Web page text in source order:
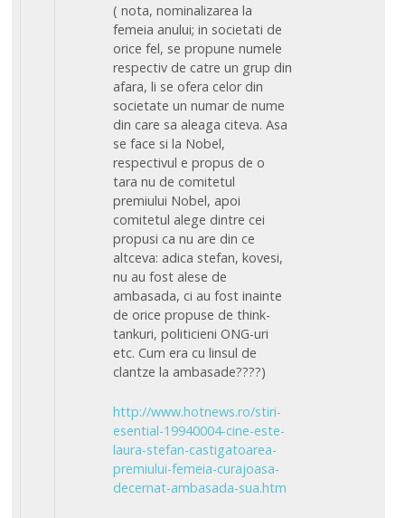
( nota, nominalizarea la
femeia anului; in societati de
orice fel, se propune numele
respectiv de catre un grup din
afara, li se ofera celor din
societate un numar de nume
din care sa aleaga citeva. Asa
se face si la Nobel,
respectivul e propus de o
tara nu de comitetul
premiului Nobel, apoi
comitetul alege dintre cei
propusi ca nu are din ce
altceva: adica stefan, kovesi,
nu au fost alese de
ambasada, ci au fost inainte
de orice propuse de think-
tankuri, politicieni ONG-uri
etc. Cum era cu linsul de
clantze la ambasade????)
http://www.hotnews.ro/stiri-
esential-19940004-cine-este-
laura-stefan-castigatoarea-
premiului-femeia-curajoasa-
decernat-ambasada-sua.htm